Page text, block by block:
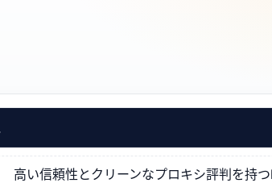
高い信頼性とクリーンなプロキシ評判を持